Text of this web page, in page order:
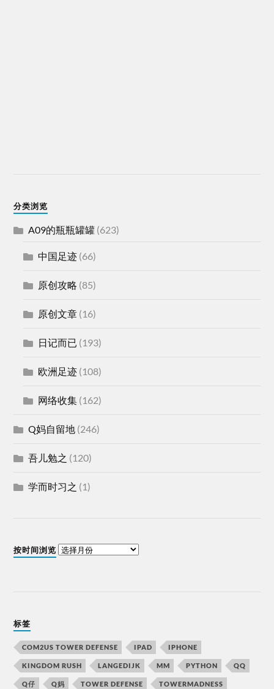
分类浏览
A09的瓶瓶罐罐 (623)
中国足迹 (66)
原创攻略 (85)
原创文章 (16)
日记而已 (193)
欧洲足迹 (108)
网络收集 (162)
Q妈自留地 (246)
吾儿勉之 (120)
学而时习之 (1)
按时间浏览
标签
COM2US TOWER DEFENSE IPAD IPHONE
KINGDOM RUSH LANGEDIJK MM PYTHON QQ
Q仔 Q妈 TOWER DEFENSE TOWERMADNESS